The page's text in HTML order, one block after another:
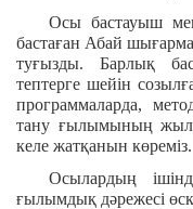
Осы бастауыш
бастаған Абай
туғызды. Барлық
тептерге шейін
программаларда,
тану ғылымының жыл
келе жатқанын көреміз.
Осылардың
ғылымдық дәрежесі